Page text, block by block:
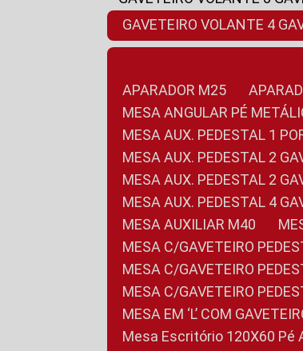
GAVETEIRO VOLANTE 4
APARADOR M25
MESA ANGULAR PÉ
MESA AUX. PEDESTAL 1
MESA AUX. PEDESTAL 2
MESA AUX. PEDESTAL 2
MESA AUX. PEDESTAL 4
MESA AUXILIAR M40
MESA C/GAVETEIRO
MESA C/GAVETEIRO
MESA C/GAVETEIRO
MESA EM ‘L’ COM
Mesa Escritório 120X60 Pé